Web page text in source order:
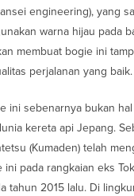
engineering), yang
warna hijau pada
membuat bogie ini
perjalanan yang baik.
ini sebenarnya bukan
kereta api Jepang.
(Kumaden) telah
pada rangkaian eks
tahun 2015 lalu. Di